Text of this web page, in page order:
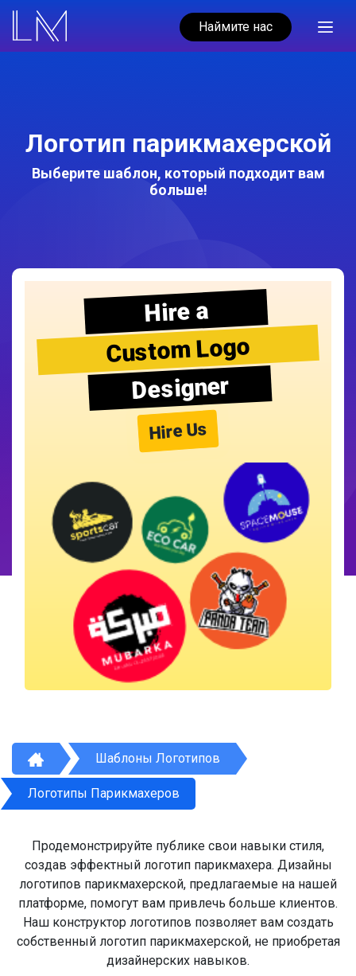
Наймите нас
Логотип парикмахерской
Выберите шаблон, который подходит вам
больше!
Hire a
Custom Logo
Designer
Hire Us
Шаблоны Логотипов
Логотипы Парикмахеров
Продемонстрируйте публике свои навыки стиля,
создав эффектный логотип парикмахера. Дизайны
логотипов парикмахерской, предлагаемые на нашей
платформе, помогут вам привлечь больше клиентов.
Наш конструктор логотипов позволяет вам создать
собственный логотип парикмахерской, не приобретая
дизайнерских навыков.